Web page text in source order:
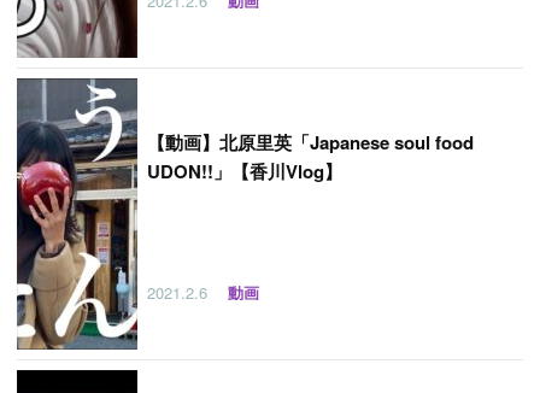
【動画】北原里英「Japanese soul food
UDON!!」【香川Vlog】
2021.2.6 動画